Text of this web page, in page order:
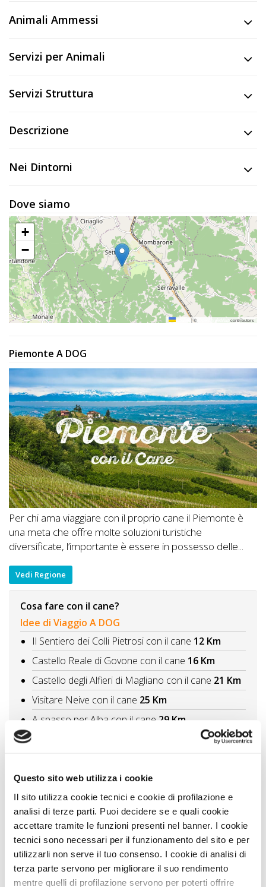
Questo sito web utilizza i cookie
Il sito utilizza cookie tecnici e cookie di profilazione e
analisi di terze parti. Puoi decidere se e quali cookie
accettare tramite le funzioni presenti nel banner. I cookie
tecnici sono necessari per il funzionamento del sito e per
utilizzarli non serve il tuo consenso. I cookie di analisi di
terza parte servono per migliorare il suo rendimento
mentre quelli di profilazione servono per poterti offrire
Tutorial
Lavora
Noi
Inserisci
Attività
Accedi
Registrati
Animali Ammessi
Servizi per Animali
Servizi Struttura
Descrizione
Nei Dintorni
Dove siamo
+
−
|© contributors
Piemonte A DOG
Per chi ama viaggiare con il proprio cane il Piemonte è
una meta che offre molte soluzioni turistiche
diversificate, l’importante è essere in possesso delle...
Vedi Regione
Cosa fare con il cane?
Idee di Viaggio A DOG
Il Sentiero dei Colli Pietrosi con il cane 12 Km
Castello Reale di Govone con il cane 16 Km
Castello degli Alfieri di Magliano con il cane 21 Km
Visitare Neive con il cane 25 Km
A spasso per Alba con il cane 29 Km
Vedi tutti
Le aree naturali più suggestive con il cane
escursioni in Piemonte 77 Km
Vedi tutti